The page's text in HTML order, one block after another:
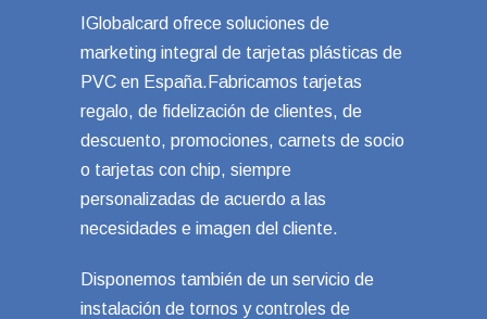
IGlobalcard ofrece soluciones de
marketing integral de tarjetas plásticas de
PVC en España.Fabricamos tarjetas
regalo, de fidelización de clientes, de
descuento, promociones, carnets de socio
o tarjetas con chip, siempre
personalizadas de acuerdo a las
necesidades e imagen del cliente.
Disponemos también de un servicio de
instalación de tornos y controles de